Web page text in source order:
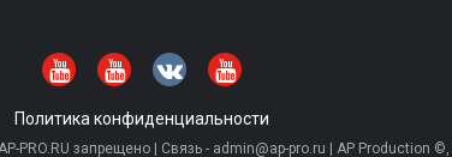
Политика конфиденциальности
PRO.RU запрещено | Связь - admin@ap-pro.ru | AP Production ©,